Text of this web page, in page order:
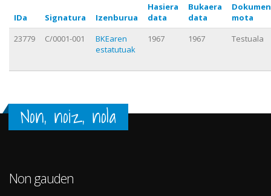
IDa Signatura Izenburua
Hasiera
data
Bukaera
data
mota
23779
C/0001-001
BKEaren
estatutuak
1967 1967 Testuala
Non, noiz, nola
Non gauden